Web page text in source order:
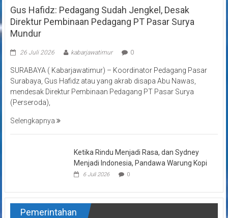
Gus Hafidz: Pedagang Sudah Jengkel, Desak
Direktur Pembinaan Pedagang PT Pasar Surya
Mundur
26 Juli 2026 kabarjawatimur 0
SURABAYA ( Kabarjawatimur) – Koordinator Pedagang Pasar
Surabaya, Gus Hafidz atau yang akrab disapa Abu Nawas,
mendesak Direktur Pembinaan Pedagang PT Pasar Surya
(Perseroda),
Selengkapnya
Ketika Rindu Menjadi Rasa, dan Sydney
Menjadi Indonesia, Pandawa Warung Kopi
6 Juli 2026 0
Pemerintahan